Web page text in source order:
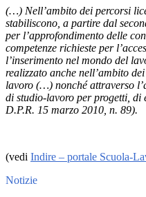
(…) Nell’ambito dei percorsi
stabiliscono, a partire dal
per l’approfondimento delle
competenze richieste per
l’inserimento nel mondo del
realizzato anche nell’ambito
lavoro (…) nonché attraverso
di studio-lavoro per progetti, di
D.P.R. 15 marzo 2010, n. 89).
(vedi Indire – portale Scuola-
Notizie